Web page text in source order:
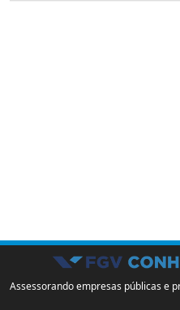
Assessorando empresas públicas e